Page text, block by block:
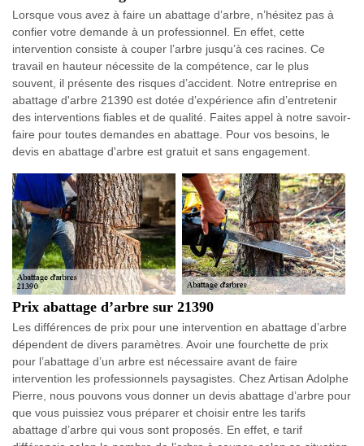
Lorsque vous avez à faire un abattage d’arbre, n’hésitez pas à
confier votre demande à un professionnel. En effet, cette
intervention consiste à couper l’arbre jusqu’à ces racines. Ce
travail en hauteur nécessite de la compétence, car le plus
souvent, il présente des risques d’accident. Notre entreprise en
abattage d'arbre 21390 est dotée d’expérience afin d’entretenir
des interventions fiables et de qualité. Faites appel à notre savoir-
faire pour toutes demandes en abattage. Pour vos besoins, le
devis en abattage d'arbre est gratuit et sans engagement.
Prix abattage d’arbre sur 21390
Les différences de prix pour une intervention en abattage d’arbre
dépendent de divers paramètres. Avoir une fourchette de prix
pour l’abattage d’un arbre est nécessaire avant de faire
intervention les professionnels paysagistes. Chez Artisan Adolphe
Pierre, nous pouvons vous donner un devis abattage d’arbre pour
que vous puissiez vous préparer et choisir entre les tarifs
abattage d’arbre qui vous sont proposés. En effet, e tarif